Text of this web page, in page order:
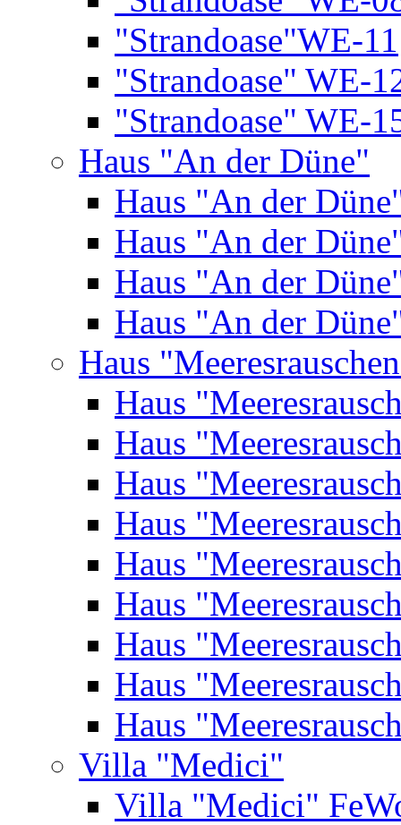
"Strandoase"WE-11
"Strandoase" WE-
"Strandoase" WE-
Haus "An der Düne"
Haus "An der
Haus "An der
Haus "An der
Haus "An der
Haus
Haus
Haus
Haus
Haus
Haus
Haus
Haus
Haus
Haus
Villa "Medici"
Villa "Medici"